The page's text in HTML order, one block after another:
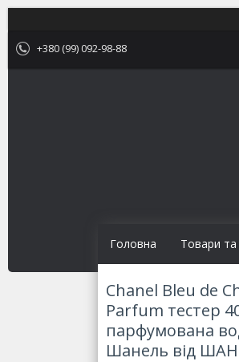
+380 (99) 092-98-88
Головна Товари та
Chanel Bleu de
Parfum тестер
парфумована
Шанель від